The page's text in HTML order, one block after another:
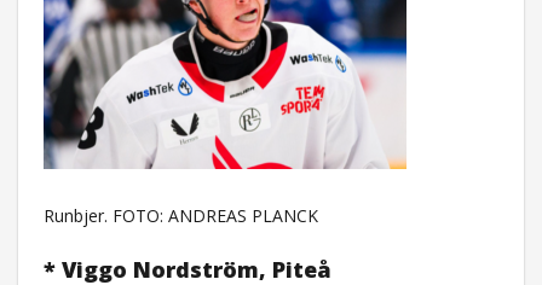
Runbjer. FOTO: ANDREAS PLANCK
* Viggo Nordström, Piteå